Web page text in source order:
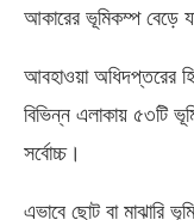
আকারের ভূমিকম্প বেড়ে
আবহাওয়া অধিদপ্তরের
বিভিন্ন এলাকায় ৫৩টি
সর্বোচ্চ।
এভাবে ছোট বা মাঝারি